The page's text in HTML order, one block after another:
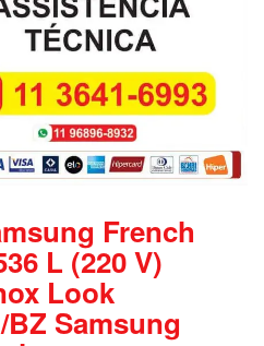
French
L (220 V)
Look
BZ Samsung